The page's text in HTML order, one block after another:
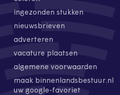
ingezonden stukken
nieuwsbrieven
adverteren
vacature plaatsen
algemene voorwaarden
maak binnenlandsbestuur.nl
uw google-favoriet